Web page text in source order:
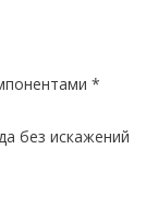
*
без искажений